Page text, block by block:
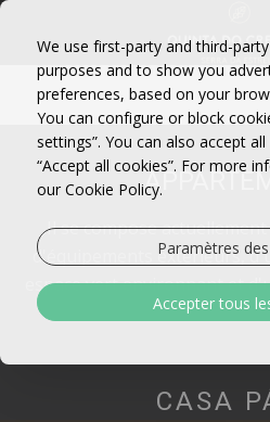
Il se compose
d'équipements extérieurs,
espace vert environnant et
CASA
We use first-party and third-
purposes and to show you
preferences, based on your
You can configure or block
settings”. You can also accept
“Accept all cookies”. For more
our Cookie Policy.
Paramètres
Accepter tous